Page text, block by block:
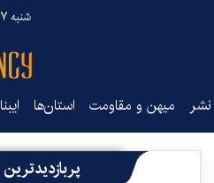
شنبه ۱۷ مرداد ۱۴۰۵
میهن و مقاومت استان‌ها
پربازدیدترین